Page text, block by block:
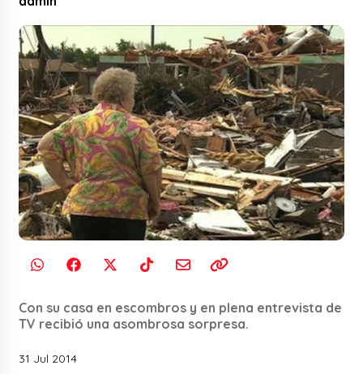
Con su casa en escombros y en plena entrevista de
TV recibió una asombrosa sorpresa.
31 Jul 2014